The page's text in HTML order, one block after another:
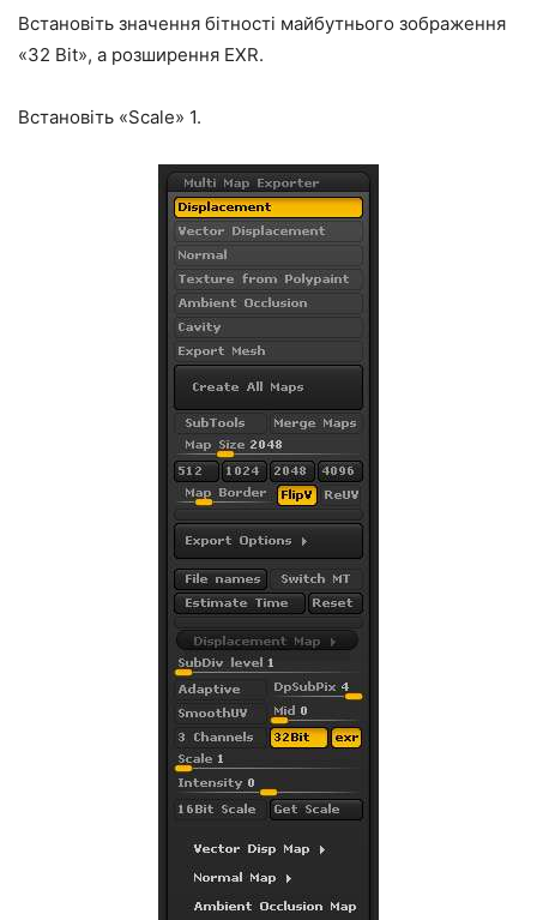
Встановіть значення бітності майбутнього зображення
«32 Bit», а розширення EXR.
Встановіть «Scale» 1.